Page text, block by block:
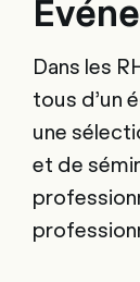
Dans les
tous d’un
une
et de